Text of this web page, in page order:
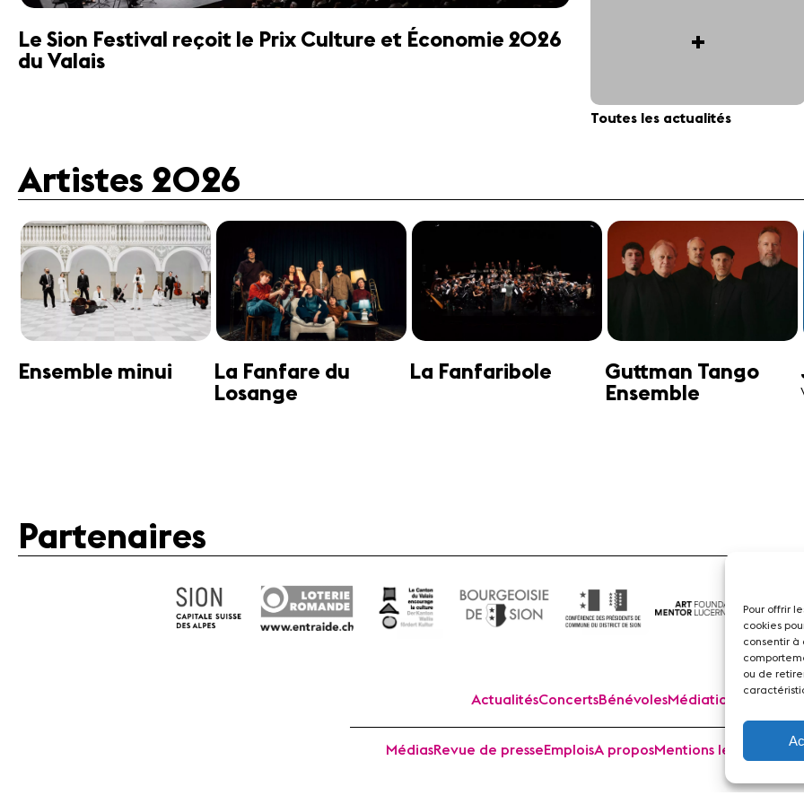
Pour offrir
cookies
consentir à
ou de
Le Sion Festival reçoit le Prix Culture et Économie 2026
du Valais
+
Toutes les actualités
Artistes 2026
Guttman Tango
Janine Jansen
Violon
Jonathan Swensen
José-Daniel
Castellon
Partenaires
ActualitésConcertsBénévolesMédiation
MédiasRevue de presseEmploisA proposMentions légales